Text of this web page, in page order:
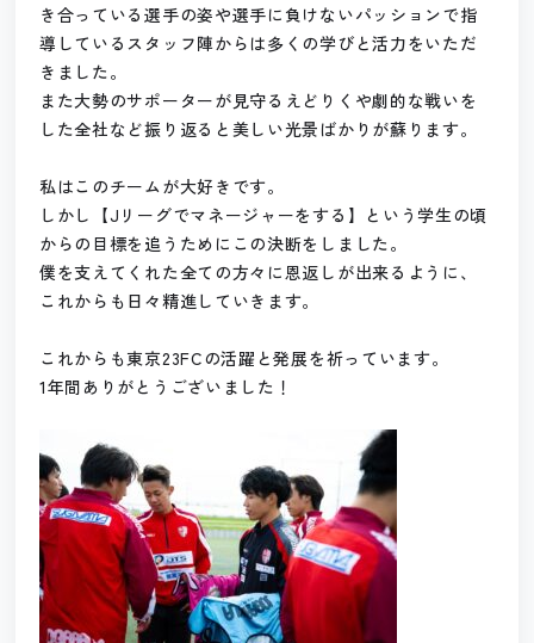
き合っている選手の姿や選手に負けないパッションで指
導しているスタッフ陣からは多くの学びと活力をいただ
きました。
また大勢のサポーターが見守るえどりくや劇的な戦いを
した全社など振り返ると美しい光景ばかりが蘇ります。
私はこのチームが大好きです。
しかし【Jリーグでマネージャーをする】という学生の頃
からの目標を追うためにこの決断をしました。
僕を支えてくれた全ての方々に恩返しが出来るように、
これからも日々精進していきます。
これからも東京23FCの活躍と発展を祈っています。
1年間ありがとうございました！